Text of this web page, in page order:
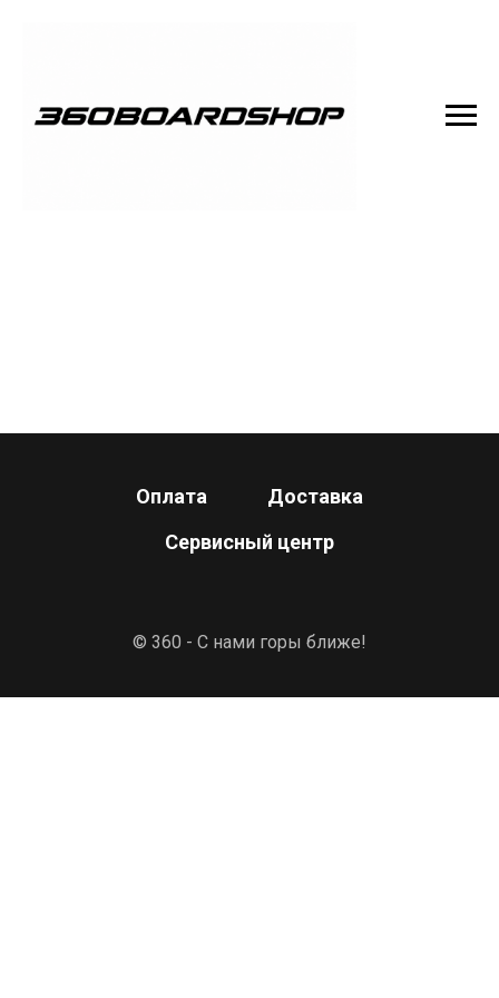
Оплата
Доставка
Сервисный центр
© 360 - С нами горы ближе!